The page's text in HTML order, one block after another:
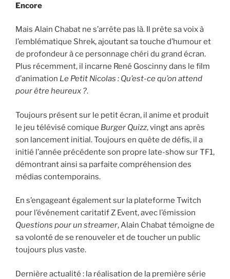
Encore
Mais Alain Chabat ne s’arrête pas là. Il prête sa voix à
l’emblématique Shrek, ajoutant sa touche d’humour et
de profondeur à ce personnage chéri du grand écran.
Plus récemment, il incarne René Goscinny dans le film
d’animation Le Petit Nicolas : Qu’est-ce qu’on attend
pour être heureux ?.
Toujours présent sur le petit écran, il anime et produit
le jeu télévisé comique Burger Quizz, vingt ans après
son lancement initial. Toujours en quête de défis, il a
initié l’année précédente son propre late-show sur TF1,
démontrant ainsi sa parfaite compréhension des
médias contemporains.
En s’engageant également sur la plateforme Twitch
pour l’événement caritatif Z Event, avec l’émission
Questions pour un streamer, Alain Chabat témoigne de
sa volonté de se renouveler et de toucher un public
toujours plus vaste.
Dernière actualité : la réalisation de la première série